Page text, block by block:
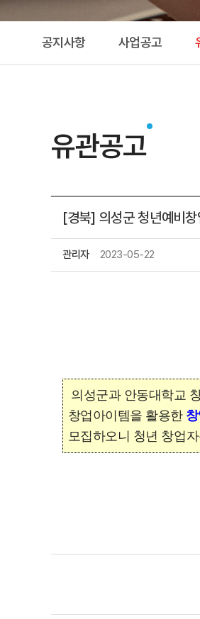
공지사항 사업공고
유관공고
[경북] 의성군 청년예비
관리자 2023-05-22
의성군과 안동대학교
창업아이템을 활용한
모집하오니 청년 창업